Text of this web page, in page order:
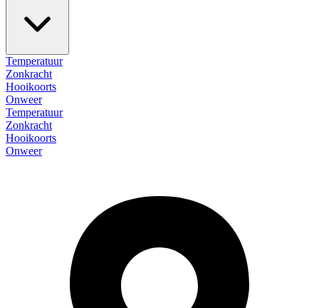
Temperatuur
Zonkracht
Hooikoorts
Onweer
Temperatuur
Zonkracht
Hooikoorts
Onweer